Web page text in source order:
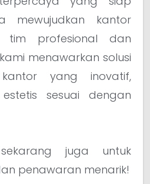
mewujudkan kantor
tim profesional dan
menawarkan solusi
yang inovatif,
sesuai dengan
juga untuk
penawaran menarik!